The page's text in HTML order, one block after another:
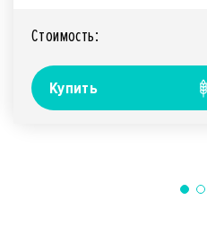
Стоимость:
Купить